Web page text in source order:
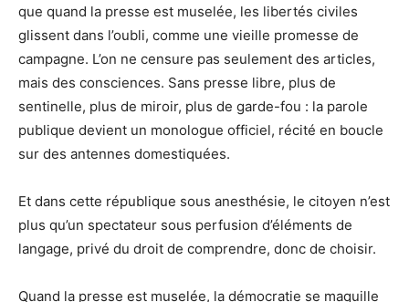
que quand la presse est muselée, les libertés civiles
glissent dans l’oubli, comme une vieille promesse de
campagne. L’on ne censure pas seulement des articles,
mais des consciences. Sans presse libre, plus de
sentinelle, plus de miroir, plus de garde-fou : la parole
publique devient un monologue officiel, récité en boucle
sur des antennes domestiquées.
Et dans cette république sous anesthésie, le citoyen n’est
plus qu’un spectateur sous perfusion d’éléments de
langage, privé du droit de comprendre, donc de choisir.
Quand la presse est muselée, la démocratie se maquille